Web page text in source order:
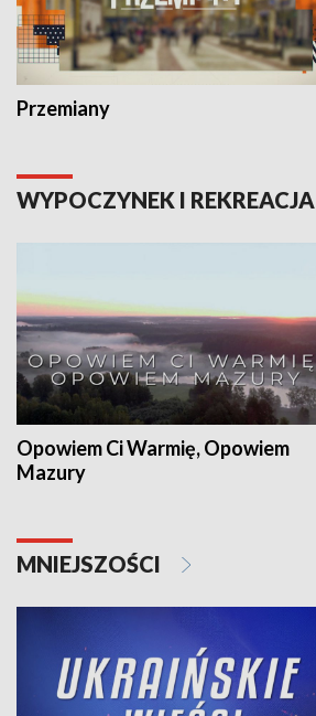
Przemiany
WYPOCZYNEK I REKREACJA
Opowiem Ci Warmię, Opowiem
Mazury
MNIEJSZOŚCI